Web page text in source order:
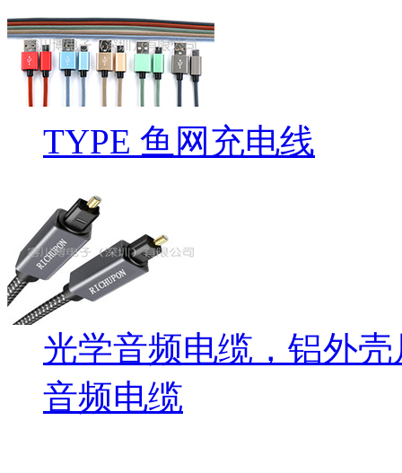
TYPE 鱼网充电线
光学音频电缆，铝外
音频电缆